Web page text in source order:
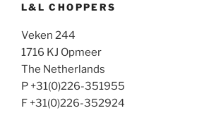
L&L CHOPPERS
Veken 244
1716 KJ Opmeer
The Netherlands
P +31(0)226-351955
F +31(0)226-352924